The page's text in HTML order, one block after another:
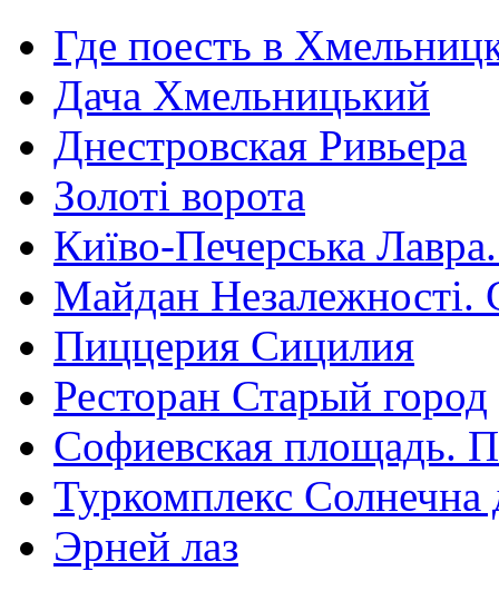
Где поесть в
Дача Хмельницький
Днестровская Ривьера
Золоті ворота
Київо-Печерська
Майдан Незалежності.
Пиццерия Сицилия
Ресторан Старый город
Софиевская площадь.
Туркомплекс Солнечна
Эрней лаз